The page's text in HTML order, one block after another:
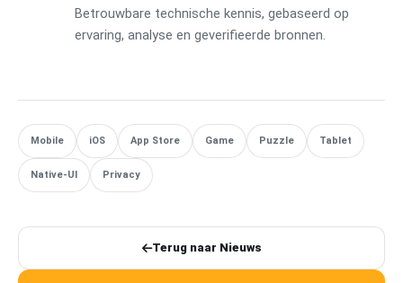
Betrouwbare technische kennis, gebaseerd op
ervaring, analyse en geverifieerde bronnen.
Mobile iOS App Store Game Puzzle Tablet
Native-UI Privacy
Terug naar Nieuws